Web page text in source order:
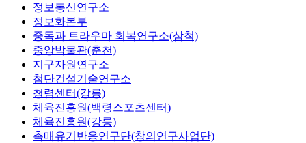
정보통신연구소
정보화본부
중독과 트라우마 회복연구소(삼척)
중앙박물관(춘천)
지구자원연구소
첨단건설기술연구소
청렴센터(강릉)
체육진흥원(백령스포츠센터)
체육진흥원(강릉)
촉매유기반응연구단(창의연구사업단)